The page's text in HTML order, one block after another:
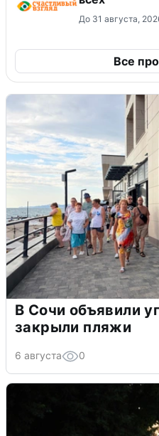
До 31 августа,
Все
В Сочи объявили
закрыли пляжи
6 августа 0